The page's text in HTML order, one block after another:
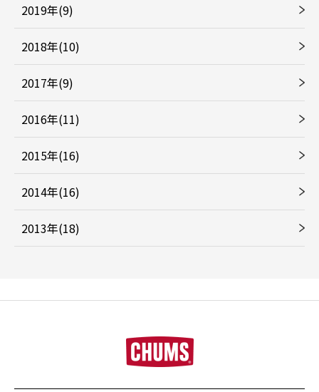
2019年(9)
2018年(10)
2017年(9)
2016年(11)
2015年(16)
2014年(16)
2013年(18)